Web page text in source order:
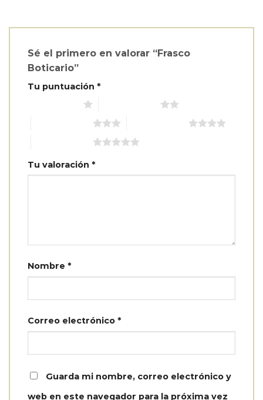
Sé el primero en valorar “Frasco
Boticario”
Tu puntuación *
Tu valoración *
Nombre *
Correo electrónico *
Guarda mi nombre, correo electrónico y
web en este navegador para la próxima vez